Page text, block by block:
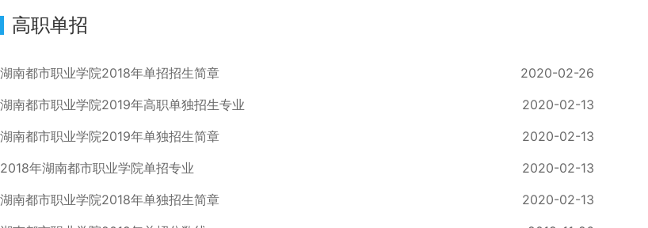
高职单招
湖南都市职业学院2018年单招招生简章
2020-02-26
湖南都市职业学院2019年高职单独招生专业
2020-02-13
湖南都市职业学院2019年单独招生简章
2020-02-13
2018年湖南都市职业学院单招专业
2020-02-13
湖南都市职业学院2018年单独招生简章
2020-02-13